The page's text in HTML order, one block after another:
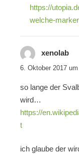
https://
welche-
xenolab
6. Oktober 2017
so lange der
wird…
https://
t
ich glaube der